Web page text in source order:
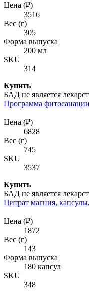
Цена (₽)
3516
Вес (г)
305
Форма выпуска
200 мл
SKU
314
Купить
БАД не является
Программа
Цена (₽)
6828
Вес (г)
745
SKU
3537
Купить
БАД не является
Цитрат магния,
Цена (₽)
1872
Вес (г)
143
Форма выпуска
180 капсул
SKU
348